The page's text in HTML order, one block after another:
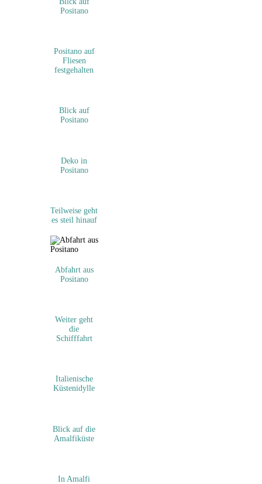
Positano
Positano auf
Fliesen
festgehalten
Blick auf
Positano
Deko in
Positano
Teilweise geht
es steil hinauf
Abfahrt aus
Positano
Weiter geht
die
Schifffahrt
Italienische
Küstenidylle
Blick auf die
Amalfiküste
In Amalfi